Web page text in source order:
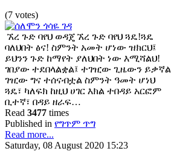
(7 votes)
ኧረ ጉድ ባየህ ወዳጄ ኧረ ጉድ ባየህ ጓዴ!ጓዴ
ባለህበት ፅና! ስምንት አመት ሆነው ዝክርህ፤
ይህንን ጉድ ከማየት ያለህበት ነው እሚሻልህ!
ገበያው ተደበላልቋል፤ ተገዢው ጊዜውን ይቃኛል
ገዢው ግና ተሰናብቷል ስምንት ዓመት ሆነህ
ጓዴ፣ ካለፍክ ከዚህ ሀገር እክል ተበዳይ አርፎም
ቢተኛ፣ በዳይ ዘራፍ…
Read 3477 times
Published in የግጥም ጥግ
Read more...
Saturday, 08 August 2020 15:23